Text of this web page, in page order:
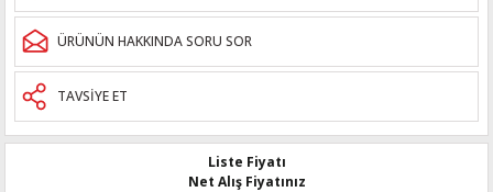
ÜRÜNÜN HAKKINDA SORU SOR
TAVSİYE ET
Liste Fiyatı
Net Alış Fiyatınız